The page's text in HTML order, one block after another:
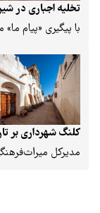
در شیراز
ما» مشخص شد
سیده
۲ خرداد ۱۴۰۲
بر تاریخ «بندر کــُنگ»
هرمزگان:‌